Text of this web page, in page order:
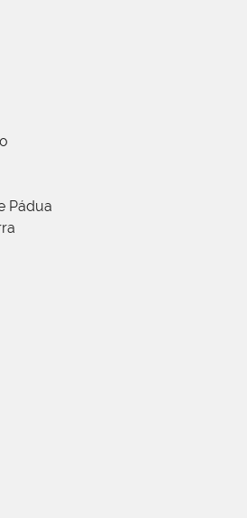
Pádua